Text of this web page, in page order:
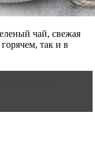
чай, свежая
так и в